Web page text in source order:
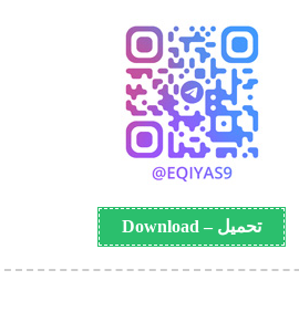
تحميل – Download